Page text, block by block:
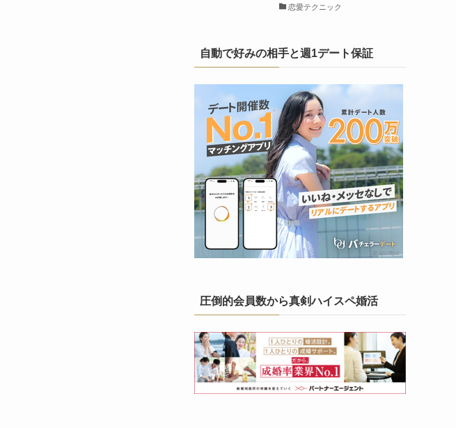
恋愛テクニック
自動で好みの相手と週1デート保証
圧倒的会員数から真剣ハイスペ婚活